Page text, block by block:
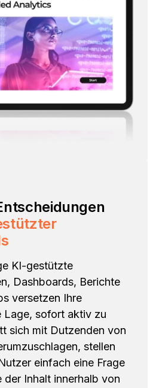
KI-gestützte
Dashboards, Berichte
versetzen Ihre
Lage, sofort aktiv zu
sich mit Dutzenden von
stellen
einfach eine Frage
der Inhalt innerhalb von